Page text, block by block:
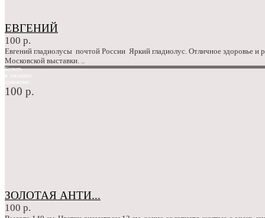
ЕВГЕНИЙ
100 р.
Евгений гладиолусы почтой России Яркий гладиолус. Отличное здоровье и
Московской выставки. ..
Купить
100 р.
ЗОЛОТАЯ АНТИ...
100 р.